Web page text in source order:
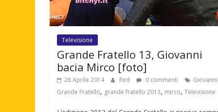
Televisione
Grande Fratello 13, Giovanni
bacia Mirco [foto]
28 Aprile 2014 Red 0 commenti Giovanni
Grande Fratello, grande fratello 2013, mirco, Televisione